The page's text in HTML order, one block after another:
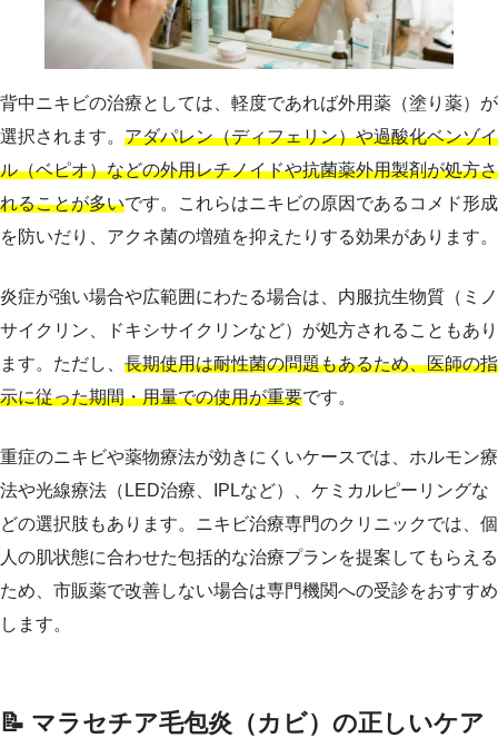
背中ニキビの治療としては、軽度であれば外用薬（塗り薬）が
選択されます。 アダパレン（ディフェリン）や過酸化ベンゾイ
ル（ベピオ）などの外用レチノイドや抗菌薬外用製剤が処方さ
れることが多いです。これらはニキビの原因であるコメド形成
を防いだり、アクネ菌の増殖を抑えたりする効果があります。
炎症が強い場合や広範囲にわたる場合は、内服抗生物質（ミノ
サイクリン、ドキシサイクリンなど）が処方されることもあり
ます。ただし、 長期使用は耐性菌の問題もあるため、医師の指
示に従った期間・用量での使用が重要です。
重症のニキビや薬物療法が効きにくいケースでは、ホルモン療
法や光線療法（LED治療、IPLなど）、ケミカルピーリングな
どの選択肢もあります。ニキビ治療専門のクリニックでは、個
人の肌状態に合わせた包括的な治療プランを提案してもらえる
ため、市販薬で改善しない場合は専門機関への受診をおすすめ
します。
📝 マラセチア毛包炎（カビ）の正しいケア